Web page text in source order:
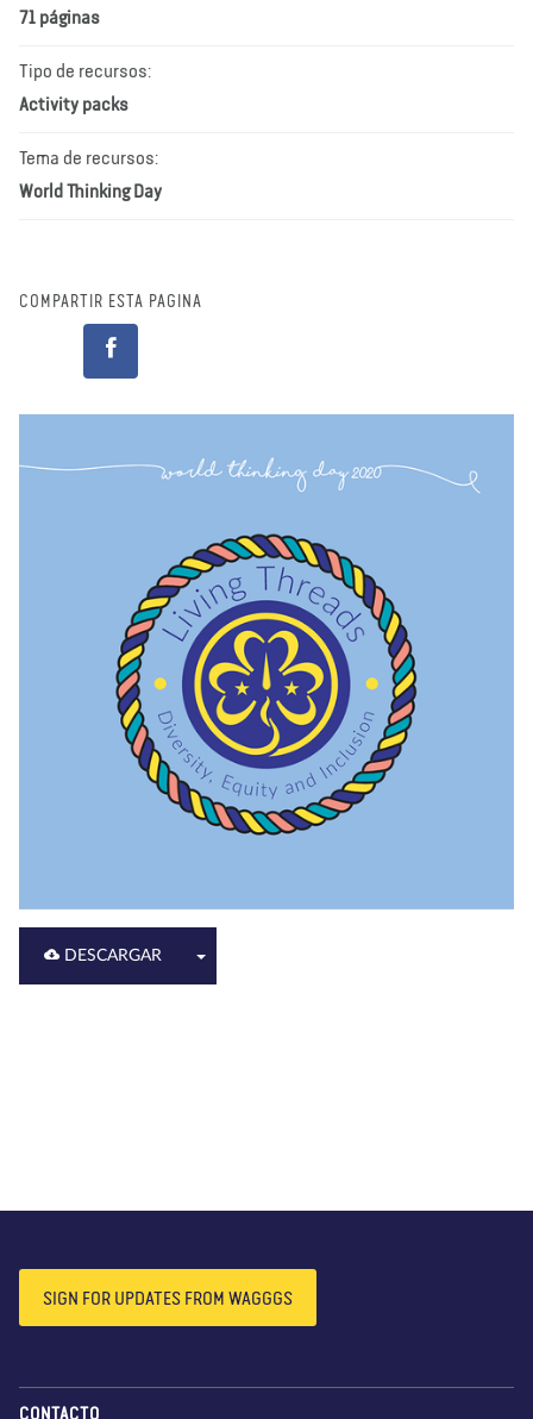
71 páginas
Tipo de recursos:
Activity packs
Tema de recursos:
World Thinking Day
COMPARTIR ESTA PÁGINA
DESCARGAR
SIGN FOR UPDATES FROM WAGGGS
CONTACTO